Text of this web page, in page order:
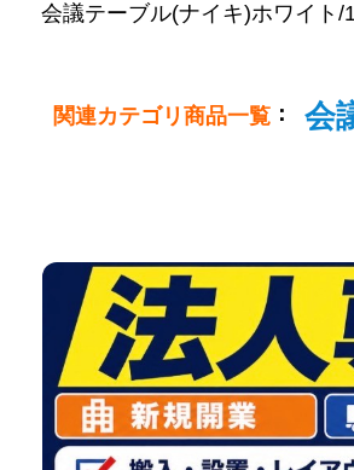
会議テーブル(ナイキ)ホワイト
関連カテゴリ商品一覧 ： 会